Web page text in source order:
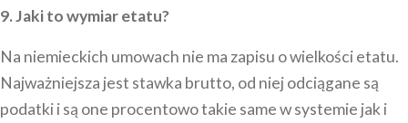
9. Jaki to wymiar etatu?
Na niemieckich umowach nie ma zapisu o wielkości etatu.
Najważniejsza jest stawka brutto, od niej odciągane są
podatki i są one procentowo takie same w systemie jak i